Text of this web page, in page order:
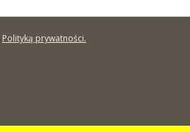
Polityką prywatności.